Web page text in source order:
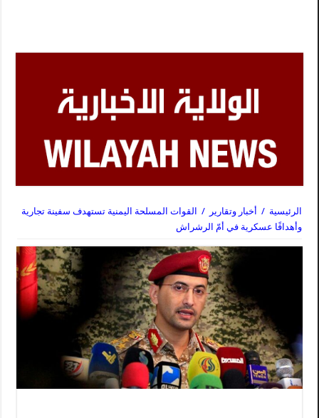
الرئيسية / أخبار وتقارير / القوات المسلحة اليمنية تستهدف سفينة تجارية
وأهدافًا عسكرية في أمّ الرشراش